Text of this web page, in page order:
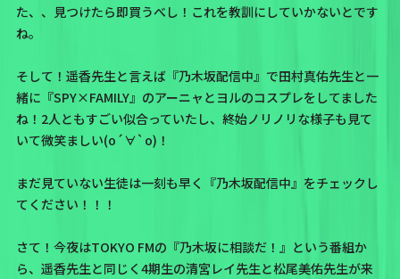
た、、見つけたら即買うべし！これを教訓にしていかないとです
ね。
そして！遥香先生と言えば『乃木坂配信中』 で田村真佑先生と一
緒に『SPY×FAMILY』のアーニャとヨルのコスプレをしてました
ね！2人ともすごい似合っていたし、終始ノリノリな様子も見て
いて微笑ましい(о´∀`о)！
まだ見ていない生徒は一刻も早く 『乃木坂配信中』 をチェックし
てください！！！
さて！ 今夜はTOKYO FMの『乃木坂に相談だ！』という番組か
ら、遥香先生と同じく4期生の清宮レイ先生と松尾美佑先生が来